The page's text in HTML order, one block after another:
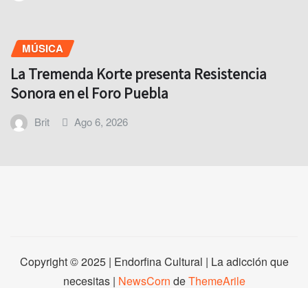
MÚSICA
La Tremenda Korte presenta Resistencia
Sonora en el Foro Puebla
Brit Ago 6, 2026
Copyright © 2025 | Endorfina Cultural | La adicción que
necesitas | NewsCorn deThemeArile